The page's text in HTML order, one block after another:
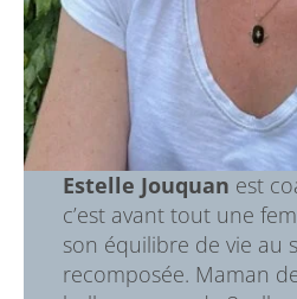
Estelle Jouquan est
c’est avant tout une
son équilibre de vie au
recomposée. Maman